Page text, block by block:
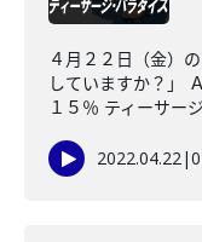
４月２２日（金）
していますか？
１５％ ティーサー
2022.04.22|